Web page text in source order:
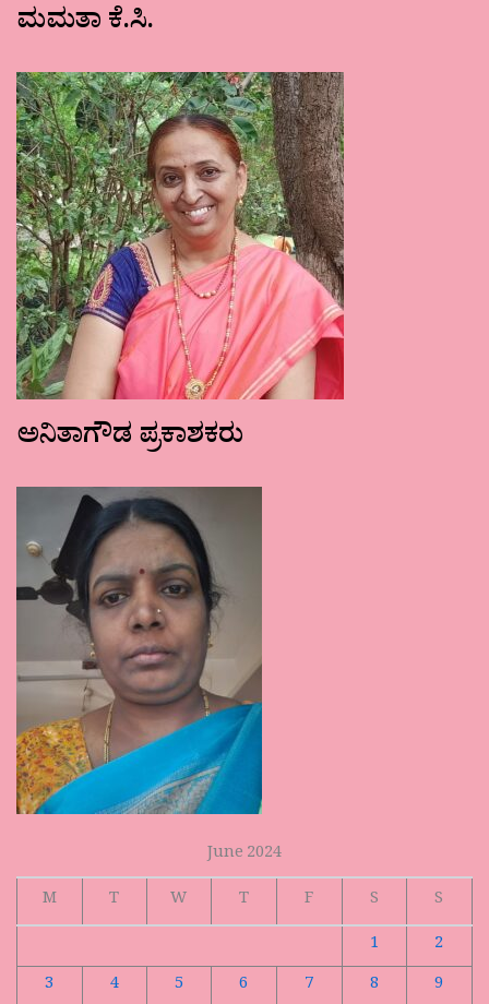
ಮಮತಾ ಕೆ.ಸಿ.
ಅನಿತಾಗೌಡ ಪ್ರಕಾಶಕರು
June 2024
M
T W T F S
S
1
2
3
4 5 6 7 8
9